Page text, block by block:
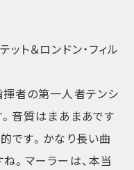
ト＆ロンドン・フィル
揮者の第一人者テンシ
。音質はまあまあです
です。かなり長い曲
。マーラーは、本当